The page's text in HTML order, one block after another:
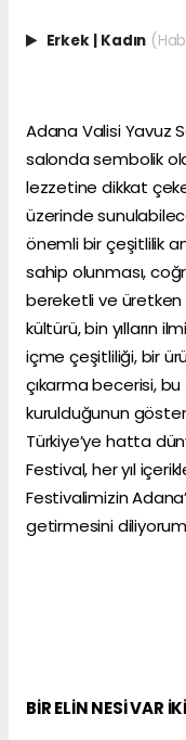
Erkek | Kadın
Adana Valisi Yavuz
salonda sembolik
lezzetine dikkat
üzerinde
önemli bir çeşitlilik
sahip olunması,
bereketli ve
kültürü, bin yılların
içme çeşitliliği, bir
çıkarma becerisi,
kurulduğunun
Türkiye’ye hatta
Festival, her yıl
Festivalimizin
getirmesini
BİR ELİN NESİ VAR